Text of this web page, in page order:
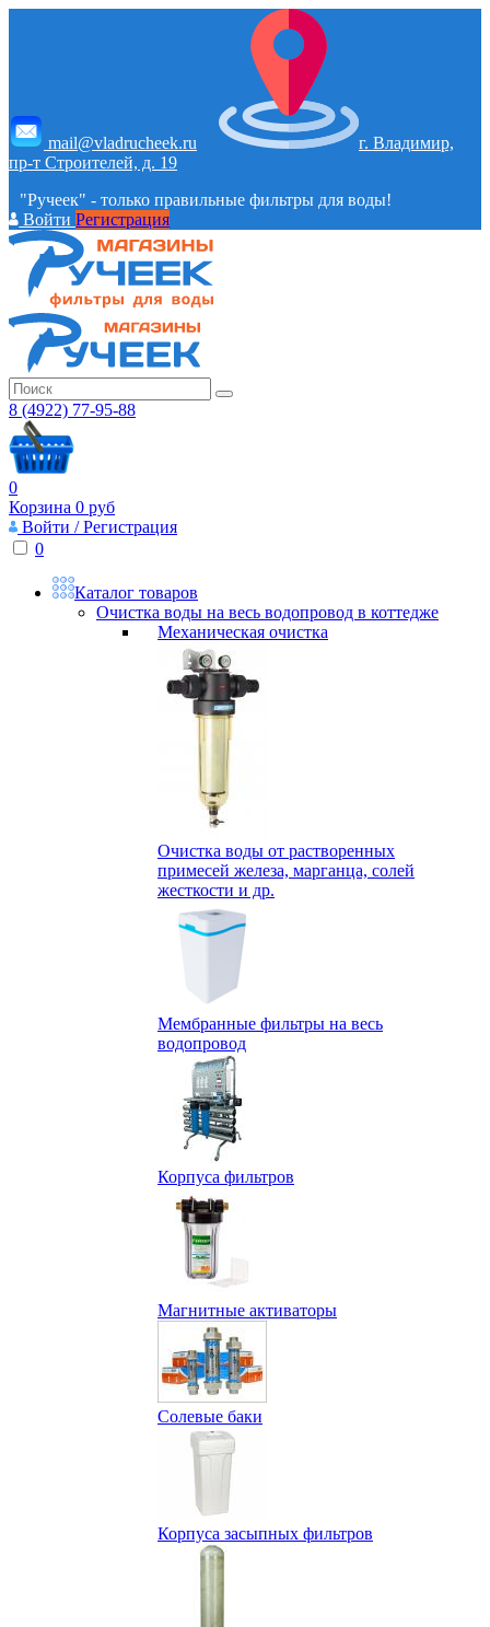
mail@vladrucheek.ru
г. Владимир,
пр-т Строителей, д. 19
"Ручеек" - только правильные фильтры для воды!
ВойтиРегистрация
8 (4922) 77-95-88
0
Корзина 0 руб
Войти / Регистрация
0
Каталог товаров
Очистка воды на весь водопровод в коттедже
Механическая очистка
Очистка воды от растворенных
примесей железа, марганца, солей
жесткости и др.
Мембранные фильтры на весь
водопровод
Корпуса фильтров
Магнитные активаторы
Солевые баки
Корпуса засыпных фильтров